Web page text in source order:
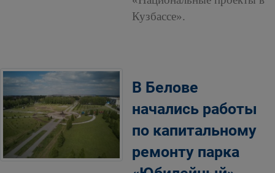
Кузбассе».
В Белове
начались работы
по капитальному
ремонту парка